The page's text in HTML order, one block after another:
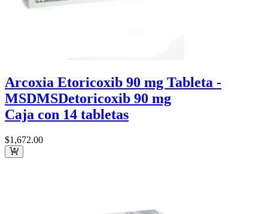
Arcoxia Etoricoxib 90 mg Tableta -
MSDMSDetoricoxib 90 mg
Caja con 14 tabletas
$1,672.00